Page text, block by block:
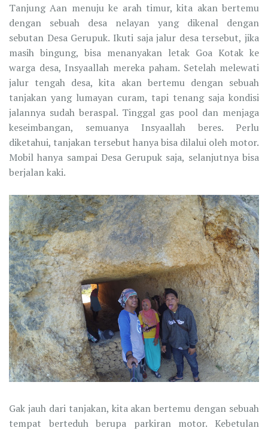
Tanjung Aan menuju ke arah timur, kita akan bertemu
dengan sebuah desa nelayan yang dikenal dengan
sebutan Desa Gerupuk. Ikuti saja jalur desa tersebut, jika
masih bingung, bisa menanyakan letak Goa Kotak ke
warga desa, Insyaallah mereka paham. Setelah melewati
jalur tengah desa, kita akan bertemu dengan sebuah
tanjakan yang lumayan curam, tapi tenang saja kondisi
jalannya sudah beraspal. Tinggal gas pool dan menjaga
keseimbangan, semuanya Insyaallah beres. Perlu
diketahui, tanjakan tersebut hanya bisa dilalui oleh motor.
Mobil hanya sampai Desa Gerupuk saja, selanjutnya bisa
berjalan kaki.
Gak jauh dari tanjakan, kita akan bertemu dengan sebuah
tempat berteduh berupa parkiran motor. Kebetulan